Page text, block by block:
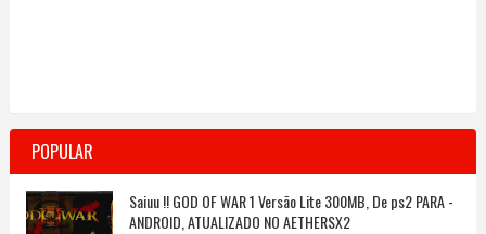
POPULAR
Saiuu !! GOD OF WAR 1 Versão Lite 300MB, De ps2 PARA -
ANDROID, ATUALIZADO NO AETHERSX2